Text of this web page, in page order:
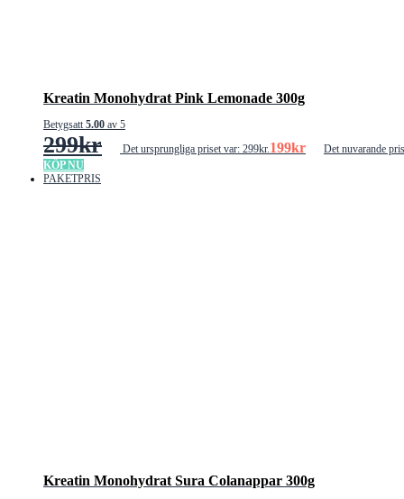
Kreatin Monohydrat Pink Lemonade 300g
Betygsatt5.00 av 5
299kr Det ursprungliga priset var: 299kr.199kr
Det nuvarande
KÖP NU
PAKETPRIS
Kreatin Monohydrat Sura Colanappar 300g